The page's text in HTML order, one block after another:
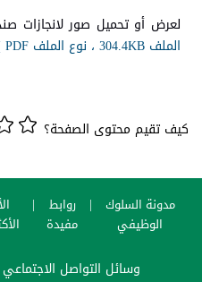
لعرض أو تحميل صور لانجازات
الملف 304.4KB ، نوع الملف PDF )
كيف تقيم محتوى الصفحة؟
مدونة السلوك
الوظيفي
روابط
مفيدة
وسائل التواصل الاجتماعي